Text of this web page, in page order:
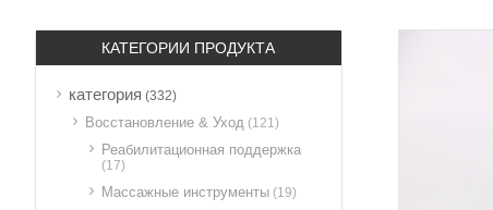
КАТЕГОРИИ ПРОДУКТА
категория (332)
Восстановление & Уход (121)
Реабилитационная поддержка
(17)
Массажные инструменты (19)